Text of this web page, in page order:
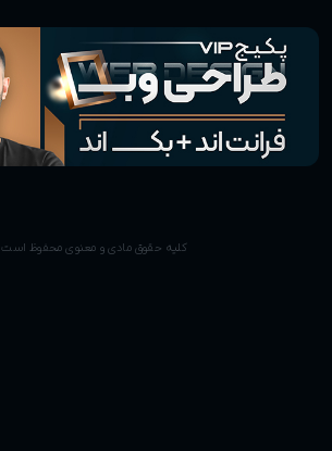
کلیه حقوق مادی و معنوی محفوظ